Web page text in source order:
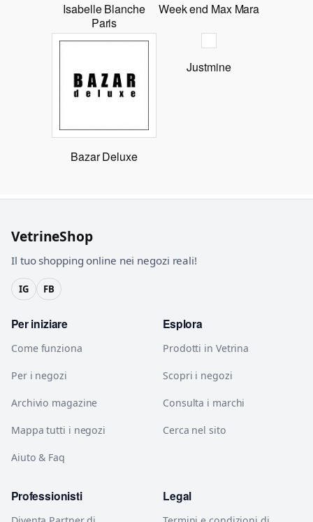
Isabelle Blanche
Paris
Week end Max Mara
Bazar Deluxe
Justmine
VetrineShop
Il tuo shopping online nei negozi reali!
IG FB
Per iniziare
Come funziona
Per i negozi
Archivio magazine
Mappa tutti i negozi
Aiuto & Faq
Esplora
Prodotti in Vetrina
Scopri i negozi
Consulta i marchi
Cerca nel sito
Professionisti Legal